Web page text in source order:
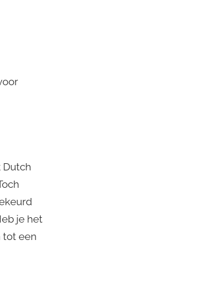
Dutch
je het
tot een